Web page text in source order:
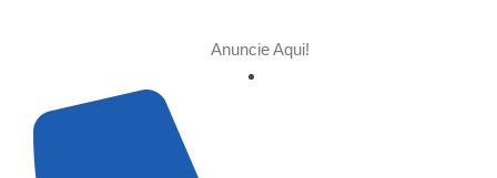
Anuncie Aqui!